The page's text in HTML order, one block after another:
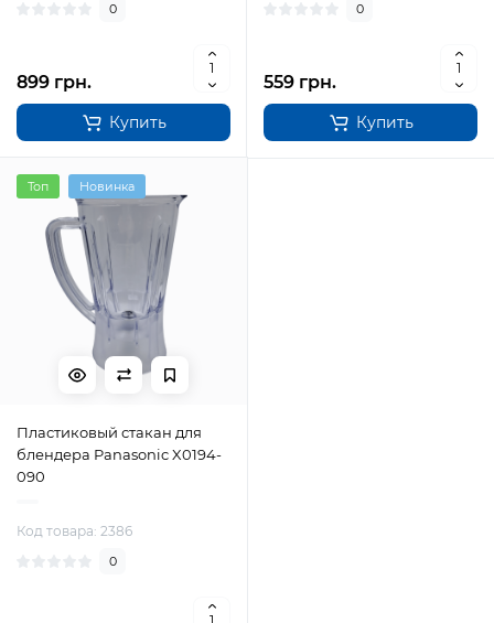
0
899 грн.
Купить
0
559 грн.
Купить
Топ Новинка
Пластиковый стакан для
блендера Panasonic X0194-
090
Код товара: 2386
0